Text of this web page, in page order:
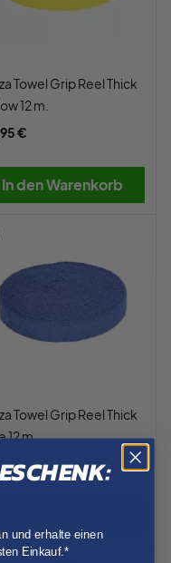
Towel Grip Reel Thick
12 m.
€
In den Warenkorb
Towel Grip Reel Thick
12 m.
€
und erhalte einen
Einkauf.*